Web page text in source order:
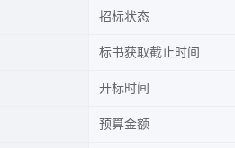
招标状态
标书获取截止时间
开标时间
预算金额